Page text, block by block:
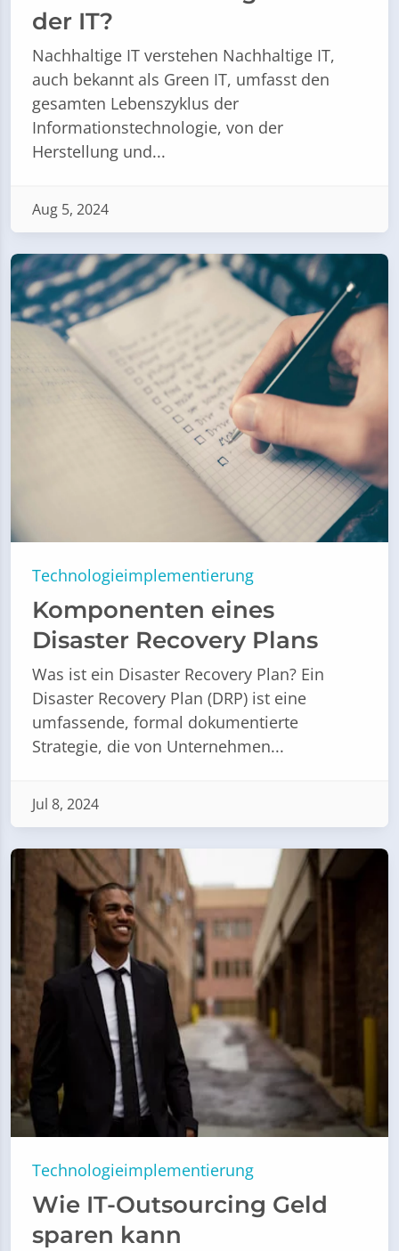
der IT?
Nachhaltige IT verstehen Nachhaltige IT,
auch bekannt als Green IT, umfasst den
gesamten Lebenszyklus der
Informationstechnologie, von der
Herstellung und...
Aug 5, 2024
Technologieimplementierung
Komponenten eines
Disaster Recovery Plans
Was ist ein Disaster Recovery Plan? Ein
Disaster Recovery Plan (DRP) ist eine
umfassende, formal dokumentierte
Strategie, die von Unternehmen...
Jul 8, 2024
Technologieimplementierung
Wie IT-Outsourcing Geld
sparen kann